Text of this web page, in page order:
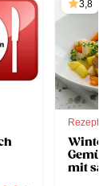
3,8
Rezept
mit